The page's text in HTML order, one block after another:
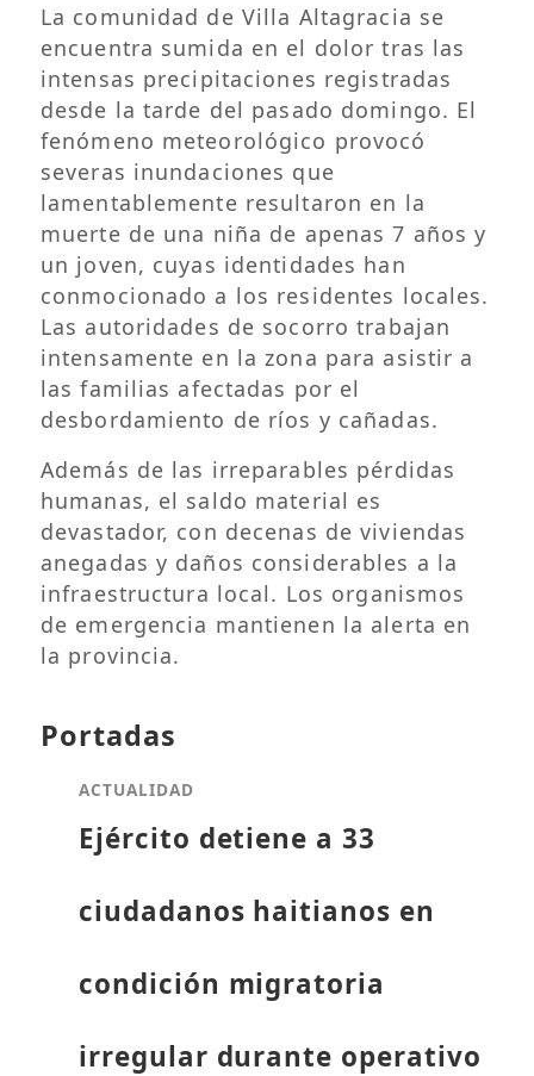
La comunidad de Villa Altagracia se
encuentra sumida en el dolor tras las
intensas precipitaciones registradas
desde la tarde del pasado domingo. El
fenómeno meteorológico provocó
severas inundaciones que
lamentablemente resultaron en la
muerte de una niña de apenas 7 años y
un joven, cuyas identidades han
conmocionado a los residentes locales.
Las autoridades de socorro trabajan
intensamente en la zona para asistir a
las familias afectadas por el
desbordamiento de ríos y cañadas.
Además de las irreparables pérdidas
humanas, el saldo material es
devastador, con decenas de viviendas
anegadas y daños considerables a la
infraestructura local. Los organismos
de emergencia mantienen la alerta en
la provincia.
Portadas
ACTUALIDAD
Ejército detiene a 33
ciudadanos haitianos en
condición migratoria
irregular durante operativo